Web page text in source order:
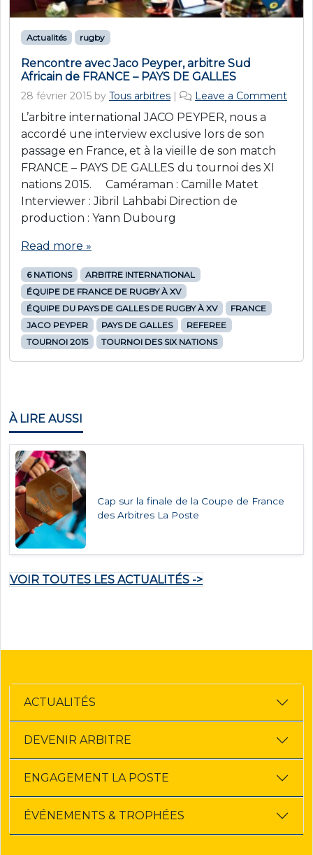
Actualités rugby
Rencontre avec Jaco Peyper, arbitre Sud
Africain de FRANCE – PAYS DE GALLES
28 février 2015 by Tous arbitres | Leave a Comment
L’arbitre international JACO PEYPER, nous a
accordé une interview exclusive lors de son
passage en France, et à la vieille de son match
FRANCE – PAYS DE GALLES du tournoi des XI
nations 2015. Caméraman : Camille Matet
Interviewer : Jibril Lahbabi Direction de
production : Yann Dubourg
Read more »
6 NATIONS
ARBITRE INTERNATIONAL
ÉQUIPE DE FRANCE DE RUGBY À XV
ÉQUIPE DU PAYS DE GALLES DE RUGBY À XV
FRANCE
JACO PEYPER
PAYS DE GALLES
REFEREE
TOURNOI 2015
TOURNOI DES SIX NATIONS
À LIRE AUSSI
Cap sur la finale de la Coupe de France
des Arbitres La Poste
VOIR TOUTES LES ACTUALITÉS ->
ACTUALITÉS
DEVENIR ARBITRE
ENGAGEMENT LA POSTE
ÉVÉNEMENTS & TROPHÉES